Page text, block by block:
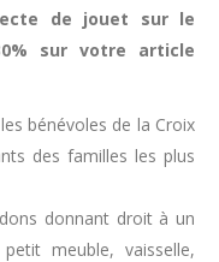
de jouet sur le
sur votre article
bénévoles de la Croix
des familles les plus
donnant droit à un
meuble, vaisselle,